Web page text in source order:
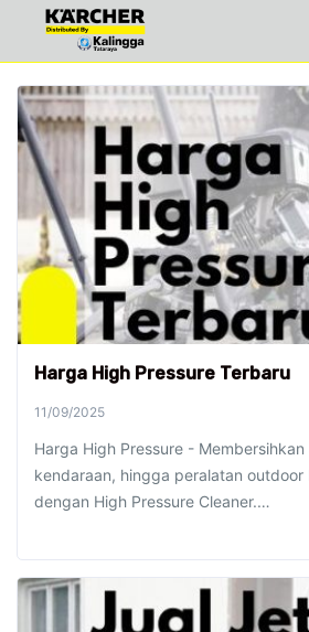
Harga High Pressure Terbaru
11/09/2025
Harga High Pressure - Membersihkan
kendaraan, hingga peralatan outdoor
dengan High Pressure Cleaner.…